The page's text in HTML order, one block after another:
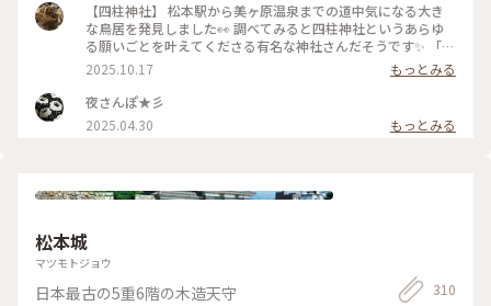
【四柱神社】 松本駅から美ヶ原温泉までの道中気になる大き
な鳥居を発見しました👀 調べてみると四柱神社というあらゆ
る願いごとを叶えてくださる有名な神社さんだそうです✨ 「よ
はしら」と読むそうで「しちゅう」って読んじゃった💦 松本
城から歩いて行ける距離だったので松本駅を目指すお散歩がて
ら邪魔してきました🙏 こちらの鳩さんですが鳩さんのお豆が
売られているからかとっても人慣れしているみたいで 餌やり
している少年の頭や肩に鳩が群がっていてとても楽しそうでし
2025.10.17
もっとみる
夜さんぽ★彡
2025.04.30
もっとみる
松本城
マツモトジョウ
日本最古の5重6階の木造天守 310